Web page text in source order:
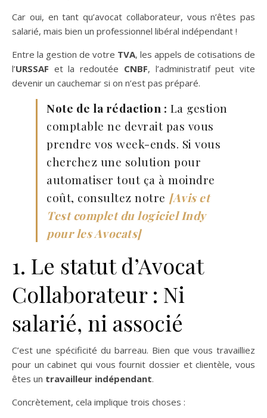
Car oui, en tant qu’avocat collaborateur, vous n’êtes pas
salarié, mais bien un professionnel libéral indépendant !
Entre la gestion de votre TVA, les appels de cotisations de
l’URSSAF et la redoutée CNBF, l’administratif peut vite
devenir un cauchemar si on n’est pas préparé.
Note de la rédaction : La gestion
comptable ne devrait pas vous
prendre vos week-ends. Si vous
cherchez une solution pour
automatiser tout ça à moindre
coût, consultez notre [Avis et
Test complet du logiciel Indy
pour les Avocats]
1. Le statut d’Avocat
Collaborateur : Ni
salarié, ni associé
C’est une spécificité du barreau. Bien que vous travailliez
pour un cabinet qui vous fournit dossier et clientèle, vous
êtes un travailleur indépendant.
Concrètement, cela implique trois choses :